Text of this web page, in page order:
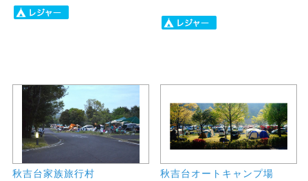
秋吉台家族旅行村 秋吉台オートキャンプ場